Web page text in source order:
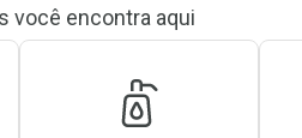
você encontra aqui